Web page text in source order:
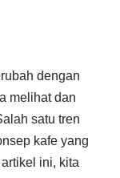
dengan
melihat dan
satu tren
kafe yang
ini, kita